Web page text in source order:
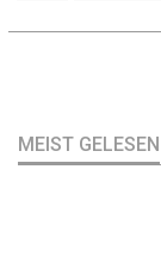
MEIST GELESEN